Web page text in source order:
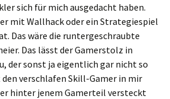
sich für mich ausgedacht haben.
mit Wallhack oder ein Strategiespiel
Das wäre die runtergeschraubte
Das lässt der Gamerstolz in
der sonst ja eigentlich gar nicht so
verschlafen Skill-Gamer in mir
hinter jenem Gamerteil versteckt